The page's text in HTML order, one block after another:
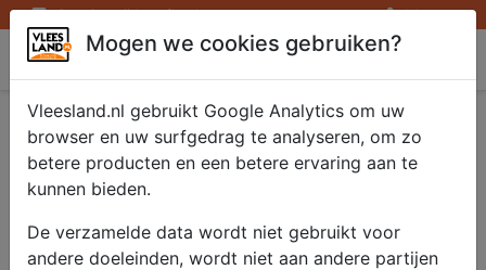
Openingstijden afhaalpunten Inloggen
Vleesland
Saté kipfilet
gemarineerd 12x70
gr.
Mogen we cookies gebruiken?
Vleesland.nl gebruikt Google Analytics om uw
browser en uw surfgedrag te analyseren, om zo
betere producten en een betere ervaring aan te
kunnen bieden.
De verzamelde data wordt niet gebruikt voor
andere doeleinden, wordt niet aan andere partijen